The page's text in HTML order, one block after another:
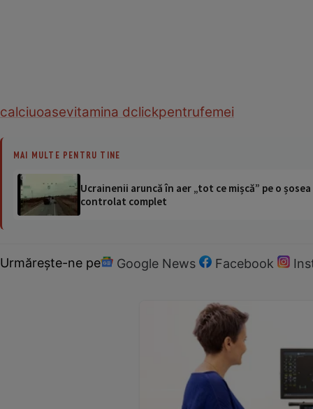
calciuoasevitamina dclickpentrufemei
MAI MULTE PENTRU TINE
Ucrainenii aruncă în aer „tot ce mișcă” pe o
controlat complet
Urmărește-ne pe Google News Facebook